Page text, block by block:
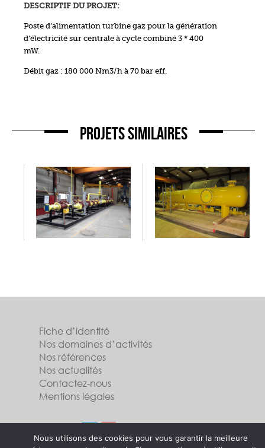
DESCRIPTIF DU PROJET:
Poste d’alimentation turbine gaz pour la génération
d’électricité sur centrale à cycle combiné 3 * 400
mW.
Débit gaz : 180 000 Nm3/h à 70 bar eff.
PROJETS SIMILAIRES
Fiche d’identité
Nos domaines d’activités
Nos références
Nos actualités
Contactez-nous
Mentions légales
Suivez-nous
Nous utilisons des cookies pour vous garantir la meilleure